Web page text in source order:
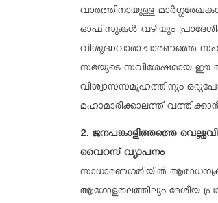
വാരത്തിനായുള്ള
ഓഫിസുകൾ വഴിയും പ്രാദേശിക
വിശുദ്ധവാരാചാരണത്തെ
സഭയുടെ സവിശേഷമായ ഈ
വിശ്വാസസമൂഹത്തിനും
മഹാമാരിക്കാലത്ത്
2. ജനപങ്കാളിത്തത്തെ
വൈറസ് വ്യാപനം
സാധാരണഗതിയിൽ
ആഗോളതലത്തിലും ദേശീയ